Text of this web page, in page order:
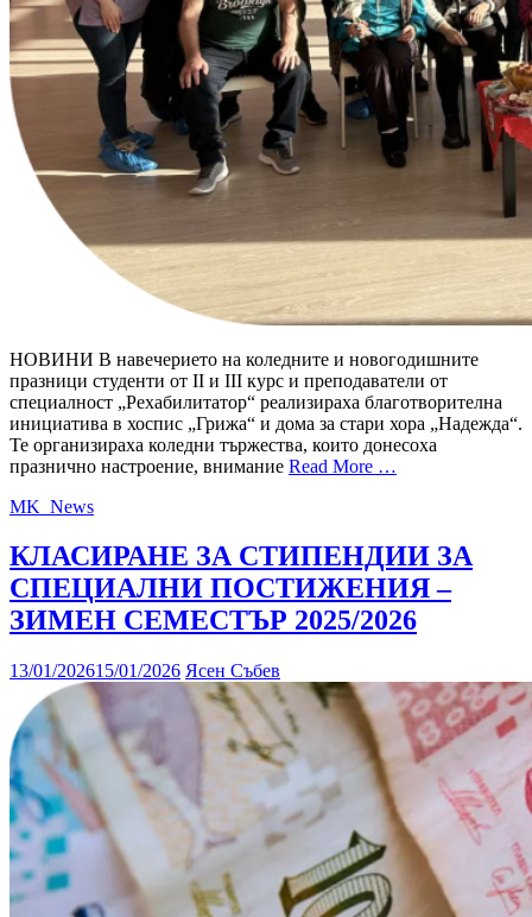
НОВИНИ В навечерието на коледните и новогодишните
празници студенти от II и III курс и преподаватели от
специалност „Рехабилитатор“ реализираха благотворителна
инициатива в хоспис „Грижа“ и дома за стари хора „Надежда“.
Те организираха коледни тържества, които донесоха
празнично настроение, внимание Read More …
MK_News
КЛАСИРАНЕ ЗА СТИПЕНДИИ ЗА
СПЕЦИАЛНИ ПОСТИЖЕНИЯ –
ЗИМЕН СЕМЕСТЪР 2025/2026
13/01/202615/01/2026 Ясен Събев